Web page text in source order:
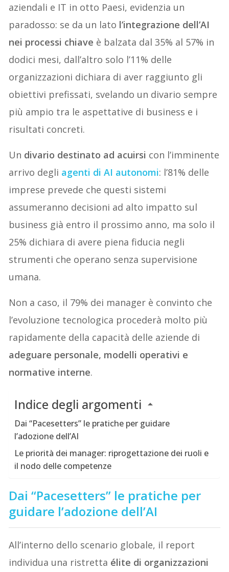
aziendali e IT in otto Paesi, evidenzia un
paradosso: se da un lato l’integrazione dell’AI
nei processi chiave è balzata dal 35% al 57% in
dodici mesi, dall’altro solo l’11% delle
organizzazioni dichiara di aver raggiunto gli
obiettivi prefissati, svelando un divario sempre
più ampio tra le aspettative di business e i
risultati concreti.
Un divario destinato ad acuirsi con l’imminente
arrivo degli agenti di AI autonomi: l’81% delle
imprese prevede che questi sistemi
assumeranno decisioni ad alto impatto sul
business già entro il prossimo anno, ma solo il
25% dichiara di avere piena fiducia negli
strumenti che operano senza supervisione
umana.
Non a caso, il 79% dei manager è convinto che
l’evoluzione tecnologica procederà molto più
rapidamente della capacità delle aziende di
adeguare personale, modelli operativi e
normative interne.
Indice degli argomenti
Dai “Pacesetters” le pratiche per guidare
l’adozione dell’AI
Le priorità dei manager: riprogettazione dei ruoli e
il nodo delle competenze
Dai “Pacesetters” le pratiche per
guidare l’adozione dell’AI
All’interno dello scenario globale, il report
individua una ristretta élite di organizzazioni